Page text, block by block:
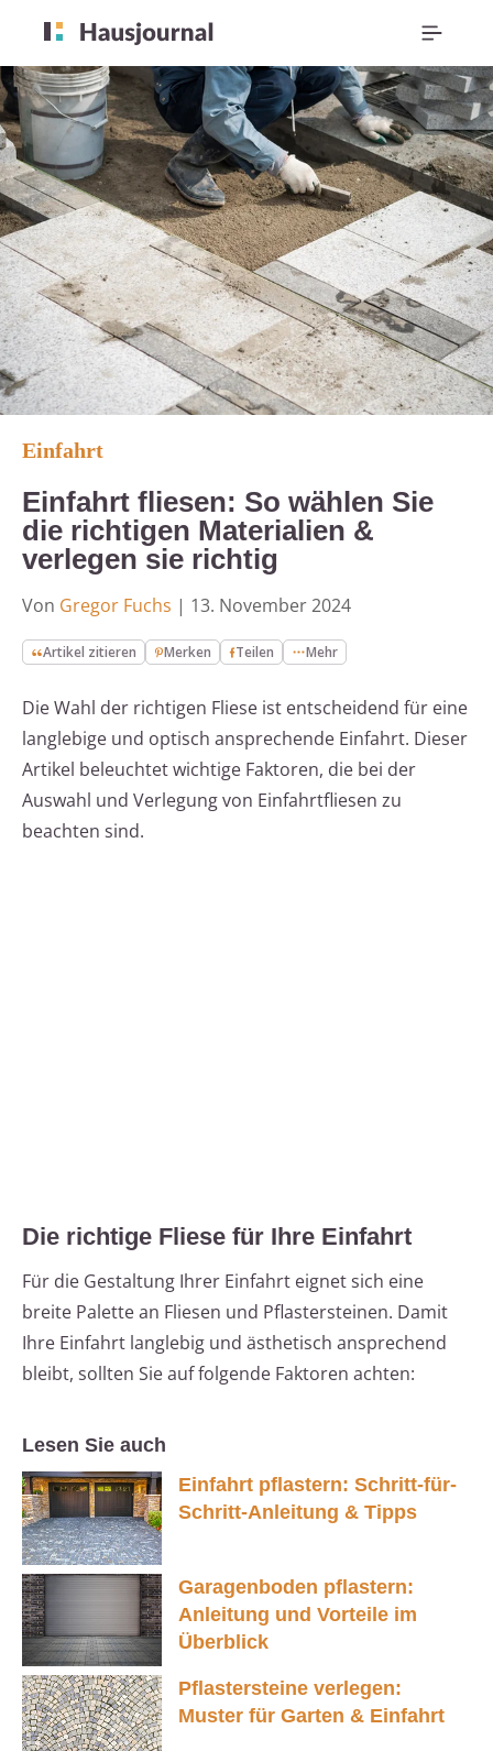
Einfahrt
Einfahrt fliesen: So wählen Sie
die richtigen Materialien &
verlegen sie richtig
Von Gregor Fuchs | 13. November 2024
Artikel zitieren Merken Teilen Mehr
Die Wahl der richtigen Fliese ist entscheidend für eine
langlebige und optisch ansprechende Einfahrt. Dieser
Artikel beleuchtet wichtige Faktoren, die bei der
Auswahl und Verlegung von Einfahrtfliesen zu
beachten sind.
Die richtige Fliese für Ihre Einfahrt
Für die Gestaltung Ihrer Einfahrt eignet sich eine
breite Palette an Fliesen und Pflastersteinen. Damit
Ihre Einfahrt langlebig und ästhetisch ansprechend
bleibt, sollten Sie auf folgende Faktoren achten:
Lesen Sie auch
Einfahrt pflastern: Schritt-für-
Schritt-Anleitung & Tipps
Garagenboden pflastern:
Anleitung und Vorteile im
Überblick
Pflastersteine verlegen:
Muster für Garten & Einfahrt